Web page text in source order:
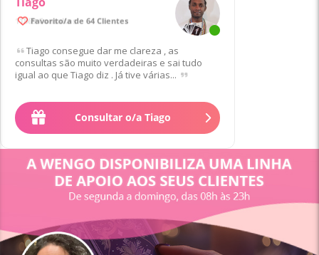
Favorito/a de 64 Clientes
Tiago consegue dar me clareza , as
consultas são muito verdadeiras e sai tudo
igual ao que Tiago diz . Já tive várias...
para 10 min
depois1. 40€/min